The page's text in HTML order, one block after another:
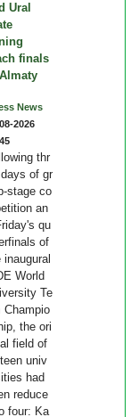
Ural
finals
News
2026
thr
of gr
stage co
an
qu
of
inaugural
World
Te
Champio
the ori
field of
univ
had
reduce
four: Ka